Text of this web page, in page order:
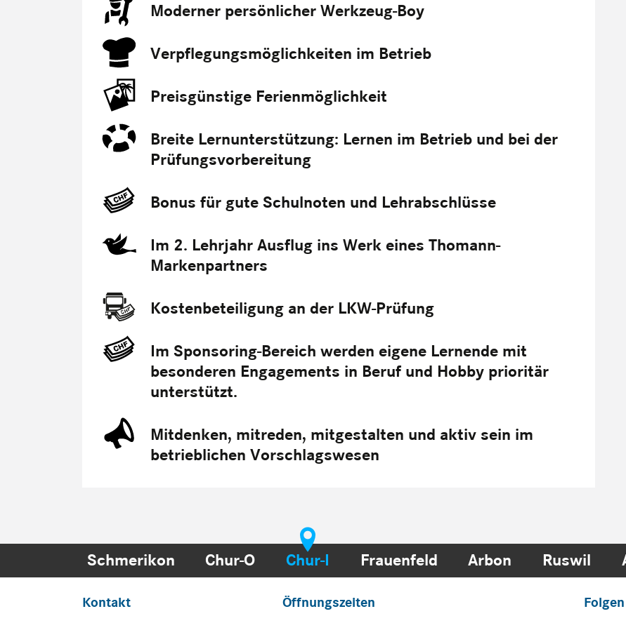
Moderner persönlicher Werkzeug-Boy
Verpflegungsmöglichkeiten im Betrieb
Preisgünstige Ferienmöglichkeit
Breite Lernunterstützung: Lernen im Betrieb und bei der
Prüfungsvorbereitung
Bonus für gute Schulnoten und Lehrabschlüsse
Im 2. Lehrjahr Ausflug ins Werk eines Thomann-
Markenpartners
Kostenbeteiligung an der LKW-Prüfung
Im Sponsoring-Bereich werden eigene Lernende mit
besonderen Engagements in Beruf und Hobby prioritär
unterstützt.
Mitdenken, mitreden, mitgestalten und aktiv sein im
betrieblichen Vorschlagswesen
Schmerikon Chur-O Chur-I Frauenfeld Arbon Ruswil
Kontakt
Öffnungszeiten